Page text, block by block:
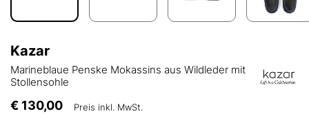
Kazar
Marineblaue Penske Mokassins aus Wildleder mit
Stollensohle
€ 130,00 Preis inkl. MwSt.